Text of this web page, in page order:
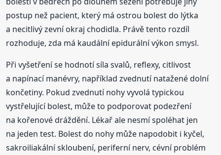
postup než pacient, který má ostrou bolest do lýtka
a necitlivý zevní okraj chodidla. Právě tento rozdíl
rozhoduje, zda má kaudální epidurální výkon smysl.
Při vyšetření se hodnotí síla svalů, reflexy, citlivost
a napínací manévry, například zvednutí natažené dolní
končetiny. Pokud zvednutí nohy vyvolá typickou
vystřelující bolest, může to podporovat podezření
na kořenové dráždění. Lékař ale nesmí spoléhat jen
na jeden test. Bolest do nohy může napodobit i kyčel,
sakroiliakální skloubení, periferní nerv, cévní problém